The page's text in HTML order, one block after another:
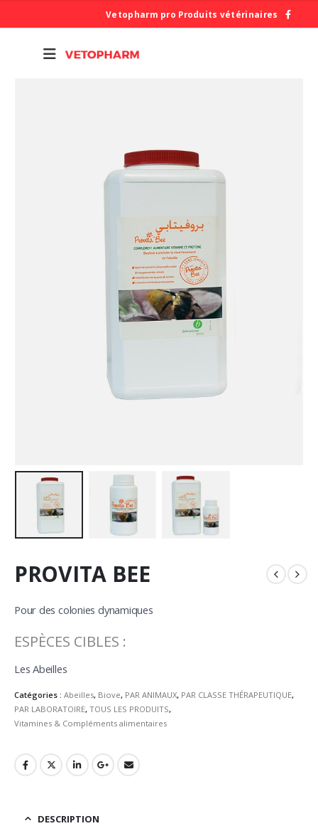
Vetopharm pro Produits vétérinaires
PROVITA BEE
Pour des colonies dynamiques
ESPÈCES CIBLES :
Les Abeilles
Catégories : Abeilles, Biove, PAR ANIMAUX, PAR CLASSE THÉRAPEUTIQUE,
PAR LABORATOIRE, TOUS LES PRODUITS,
Vitamines & Compléments alimentaires
DESCRIPTION